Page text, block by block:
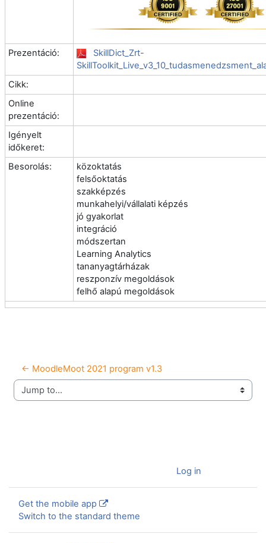
Prezentáció:
SkillDict_Zrt-
Cikk:
Online
prezentáció:
Igényelt
időkeret:
Besorolás:
közoktatás
felsőoktatás
szakképzés
munkahelyi/vállalati képzés
jó gyakorlat
integráció
módszertan
Learning Analytics
tananyagtárházak
reszponzív megoldások
felhő alapú megoldások
← MoodleMoot 2021 program v1.3
Jump to...
Log in
Get the mobile app
Switch to the standard theme